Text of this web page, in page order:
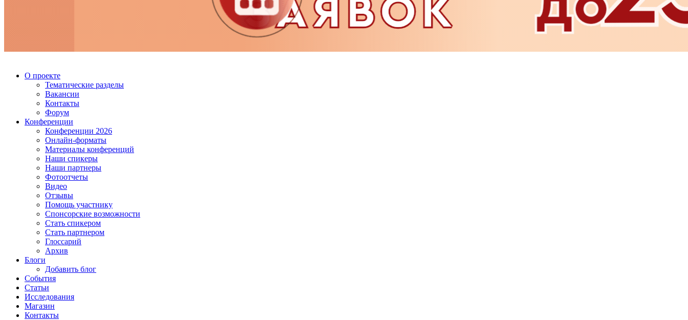
О проекте
Тематические разделы
Вакансии
Контакты
Форум
Конференции
Конференции 2026
Онлайн-форматы
Материалы конференций
Наши спикеры
Наши партнеры
Фотоотчеты
Видео
Отзывы
Помощь участнику
Спонсорские возможности
Стать спикером
Стать партнером
Глоссарий
Архив
Блоги
Добавить блог
События
Статьи
Исследования
Магазин
Контакты